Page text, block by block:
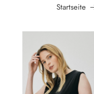
Startseite